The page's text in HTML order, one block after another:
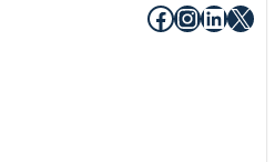
Facebook
X